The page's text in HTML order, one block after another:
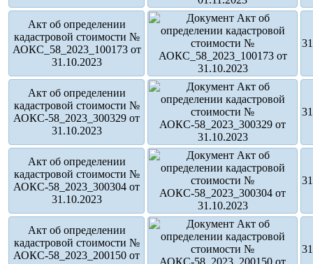
Акт об определении
кадастровой стоимости №
АОКС_58_2023_100173 от
31.10.2023
Акт об определении
кадастровой стоимости №
АОКС-58_2023_300329 от
31.10.2023
Акт об определении
кадастровой стоимости №
АОКС-58_2023_300304 от
31.10.2023
Акт об определении
кадастровой стоимости №
АОКС-58_2023_200150 от